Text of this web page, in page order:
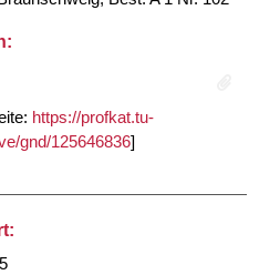
https://profkat.tu-
gnd/125646836]